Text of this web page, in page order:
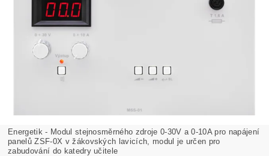
Energetik - Modul stejnosměrného zdroje 0-30V a 0-10A pro napájení
panelů ZSF-0X v žákovských lavicích, modul je určen pro
zabudování do katedry učitele